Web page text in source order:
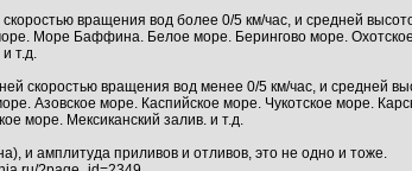
вращения вод более 0/5 км/час, и средней
Море Баффина. Белое море. Берингово море.
т.д.
скоростью вращения вод менее 0/5 км/час, и средней
Азовское море. Каспийское море. Чукотское море.
море. Мексиканский залив. и т.д.
и амплитуда приливов и отливов, это не одно и тоже.